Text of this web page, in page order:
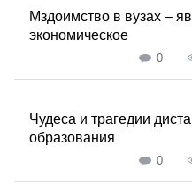
Мздоимство в вузах –
экономическое
0
Чудеса и трагедии
образования
0